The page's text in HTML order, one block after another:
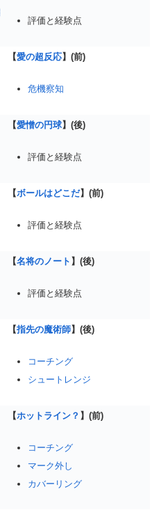
評価と経験点
【愛の超反応】(前)
危機察知
【愛憎の円球】(後)
評価と経験点
【ボールはどこだ】(前)
評価と経験点
【名将のノート 】(後)
評価と経験点
【指先の魔術師】(後)
コーチング
シュートレンジ
【ホットライン？ 】(前)
コーチング
マーク外し
カバーリング